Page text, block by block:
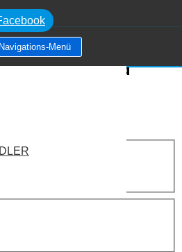
Navigations-Menü
5 Series 525d